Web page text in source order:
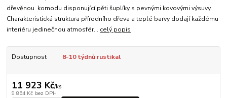
dřevěnou komodu disponující pěti šuplíky s pevnými kovovými výsuvy.
Charakteristická struktura přírodního dřeva a teplé barvy dodají každému
interiéru jedinečnou atmosfér... celý popis
Dostupnost 8-10 týdnů rustikal
11 923 Kč/ks
9 854 Kč bez DPH